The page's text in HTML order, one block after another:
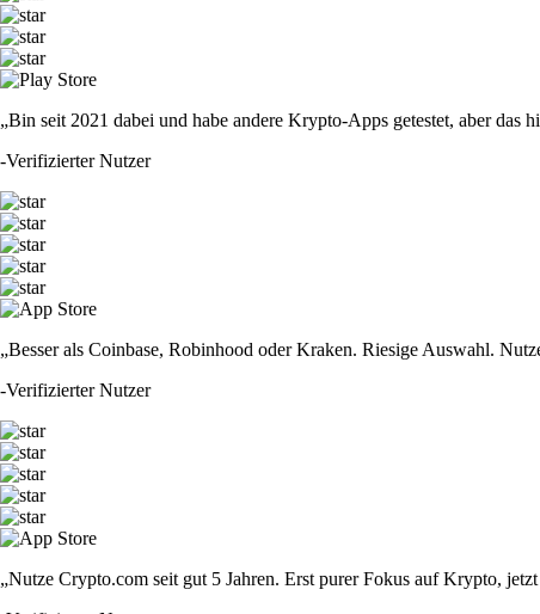
„Bin seit 2021 dabei und habe andere Krypto-Apps getestet, aber das
-Verifizierter Nutzer
„Besser als Coinbase, Robinhood oder Kraken. Riesige Auswahl.
-Verifizierter Nutzer
„Nutze Crypto.com seit gut 5 Jahren. Erst purer Fokus auf Krypto,